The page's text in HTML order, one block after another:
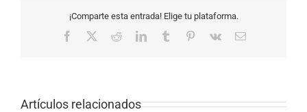
¡Comparte esta entrada! Elige tu plataforma.
Facebook RedditLinkedInTumblr Pinterest
Vk
Correo
Artículos relacionados